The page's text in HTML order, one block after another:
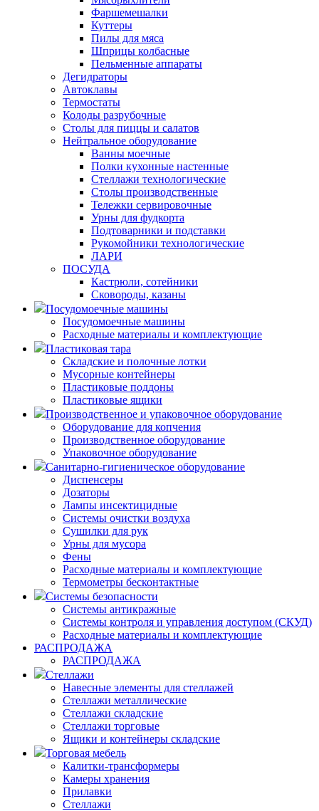
Фаршемешалки
Куттеры
Пилы для мяса
Шприцы колбасные
Пельменные аппараты
Дегидраторы
Автоклавы
Термостаты
Колоды разрубочные
Столы для пиццы и салатов
Нейтральное оборудование
Ванны моечные
Полки кухонные настенные
Стеллажи технологические
Столы производственные
Тележки сервировочные
Урны для фудкорта
Подтоварники и подставки
Рукомойники технологические
ЛАРИ
ПОСУДА
Кастрюли, сотейники
Сковороды, казаны
Посудомоечные машины
Посудомоечные машины
Расходные материалы и комплектующие
Пластиковая тара
Складские и полочные лотки
Мусорные контейнеры
Пластиковые поддоны
Пластиковые ящики
Производственное и упаковочное оборудование
Оборудование для копчения
Производственное оборудование
Упаковочное оборудование
Санитарно-гигиеническое оборудование
Диспенсеры
Дозаторы
Лампы инсектицидные
Системы очистки воздуха
Сушилки для рук
Урны для мусора
Фены
Расходные материалы и комплектующие
Термометры бесконтактные
Системы безопасности
Системы антикражные
Системы контроля и управления доступом (СКУД)
Расходные материалы и комплектующие
РАСПРОДАЖА
РАСПРОДАЖА
Стеллажи
Навесные элементы для стеллажей
Стеллажи металлические
Стеллажи складские
Стеллажи торговые
Ящики и контейнеры складские
Торговая мебель
Калитки-трансформеры
Камеры хранения
Прилавки
Стеллажи